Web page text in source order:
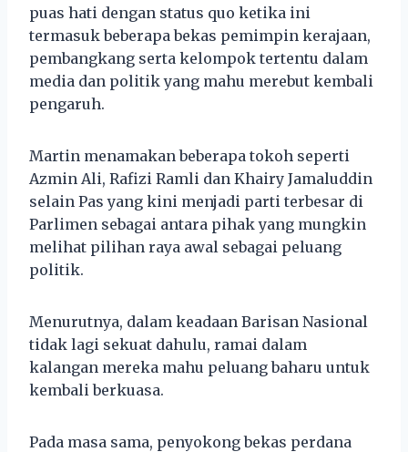
puas hati dengan status quo ketika ini
termasuk beberapa bekas pemimpin kerajaan,
pembangkang serta kelompok tertentu dalam
media dan politik yang mahu merebut kembali
pengaruh.
Martin menamakan beberapa tokoh seperti
Azmin Ali, Rafizi Ramli dan Khairy Jamaluddin
selain Pas yang kini menjadi parti terbesar di
Parlimen sebagai antara pihak yang mungkin
melihat pilihan raya awal sebagai peluang
politik.
Menurutnya, dalam keadaan Barisan Nasional
tidak lagi sekuat dahulu, ramai dalam
kalangan mereka mahu peluang baharu untuk
kembali berkuasa.
Pada masa sama, penyokong bekas perdana